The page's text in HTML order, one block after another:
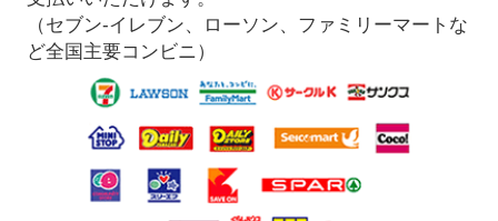
（セブン-イレブン、ローソン、ファミリーマートな
ど全国主要コンビニ）